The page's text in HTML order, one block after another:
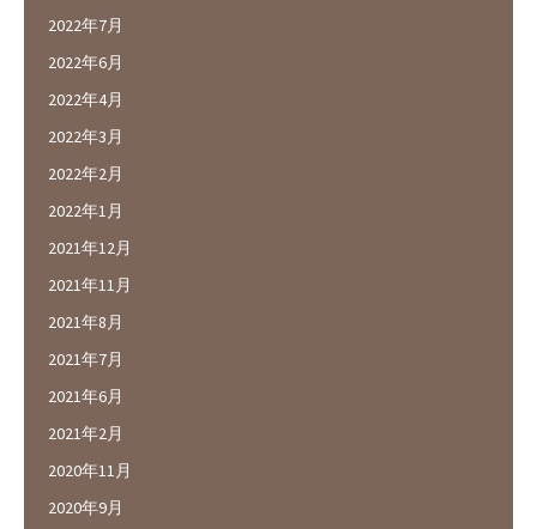
2022年7月
2022年6月
2022年4月
2022年3月
2022年2月
2022年1月
2021年12月
2021年11月
2021年8月
2021年7月
2021年6月
2021年2月
2020年11月
2020年9月